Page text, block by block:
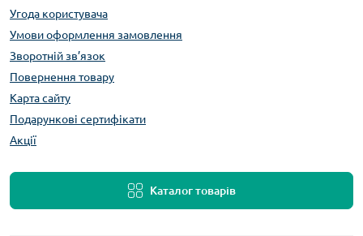
Угода користувача
Умови оформлення замовлення
Зворотній зв’язок
Повернення товару
Карта сайту
Подарункові сертифікати
Акції
Каталог товарів